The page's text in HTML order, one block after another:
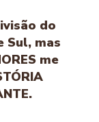
do
Sul, mas
me